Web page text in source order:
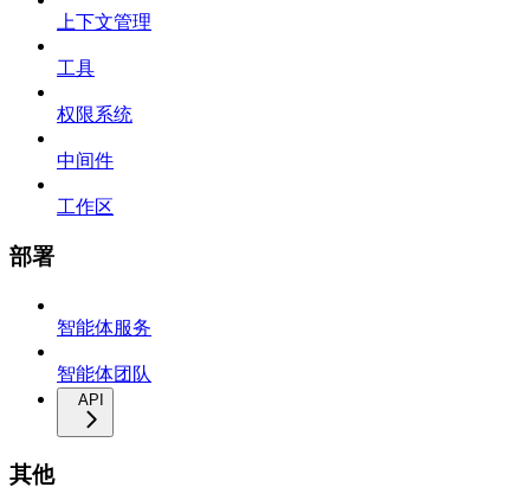
上下文管理
工具
权限系统
中间件
工作区
部署
智能体服务
智能体团队
API
其他